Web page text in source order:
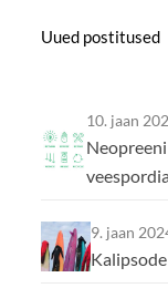
Uued postitused
10. jaan
9. jaan